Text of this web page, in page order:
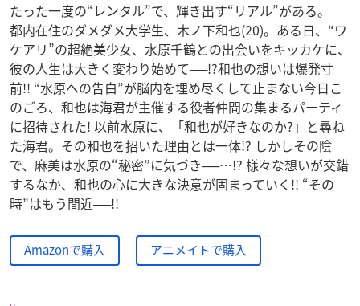
たった一度の“レンタル”で、輝き出す“リアル”がある。
都内在住のダメダメ大学生、木ノ下和也(20)。ある日、“ワ
ケアリ”の超絶美少女、水原千鶴との出会いをキッカケに、
彼の人生は大きく変わり始めて──!?和也の想いは爆発寸
前!! “水原への告白”が脳内を埋め尽くして止まない今日こ
のごろ、和也は海君が主催する役者仲間の集まるパーティ
に招待された! 以前水原に、「和也が好きなのか?」と尋ね
た海君。その和也を招いた理由とは一体!? しかしその陰
で、麻美は水原の“秘密”に気づき──…!? 様々な想いが交錯
するなか、和也の心に大きな決意が固まっていく!! “その
時”はもう間近──!!
Amazonで購入 アニメイトで購入